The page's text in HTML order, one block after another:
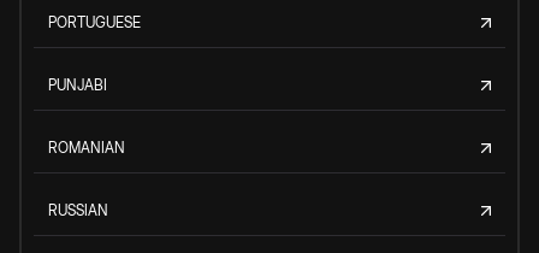
PORTUGUESE
PUNJABI
ROMANIAN
RUSSIAN